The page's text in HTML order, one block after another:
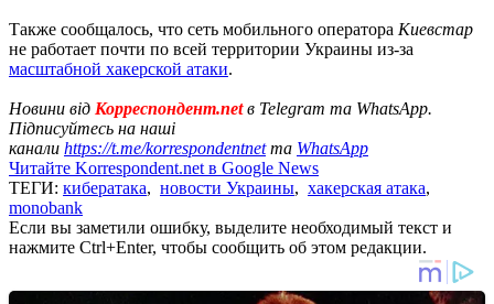
Также сообщалось, что сеть мобильного оператора Киевстар
не работает почти по всей территории Украины из-за
масштабной хакерской атаки.
Новини від Корреспондент.netв Telegram та WhatsApp.
Підписуйтесь на наші
канали https://t.me/korrespondentnetта WhatsApp
Читайте Korrespondent.net в Google News
ТЕГИ: кибератака, новости Украины, хакерская атака,
monobank
Если вы заметили ошибку, выделите необходимый текст и
нажмите Ctrl+Enter, чтобы сообщить об этом редакции.